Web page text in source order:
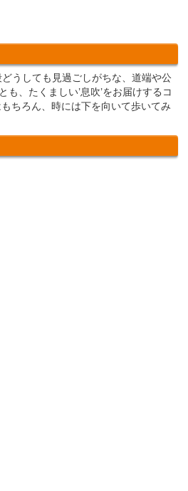
うしても見過ごしがちな、道端や公
も、たくましい’息吹’をお届けするコ
ちろん、時には下を向いて歩いてみ